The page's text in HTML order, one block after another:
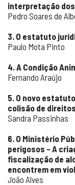
interpretação
Pedro Soares de
3. O estatuto
Paulo Mota Pinto
4. A Condição
Fernando Araújo
5. O novo
colisão de direitos
Sandra Passinhas
6. O Ministério
perigosos – A
fiscalização de
encontrem em
João Alves